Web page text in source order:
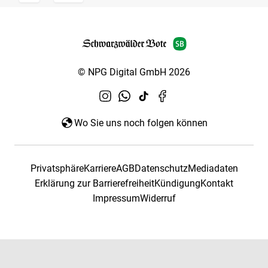
© NPG Digital GmbH 2026
Wo Sie uns noch folgen können
PrivatsphäreKarriereAGBDatenschutzMediadaten
Erklärung zur BarrierefreiheitKündigungKontakt
ImpressumWiderruf